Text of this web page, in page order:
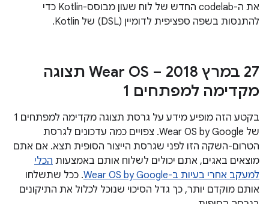
את ה-codelab החדש של לוח שעון מבוסס-Kotlin כדי
להתנסות בשפה ספציפית לדומיין (DSL) של Kotlin.
‫27 במרץ 2018 – Wear OS תצוגה
מקדימה למפתחים 1
בקטע הזה מופיע מידע על גרסת תצוגה מקדימה למפתחים 1
של Wear OS by Google. צפויים כמה עדכונים לגרסת
הטרום-השקה הזו לפני שגרסת הייצור הסופית תצא. אם אתם
מוצאים באגים, אתם יכולים לשלוח אותם באמצעות הכלי
למעקב אחרי בעיות ב-Wear OS by Google
. ככל שתשלחו
אותם מוקדם יותר, כך גדל הסיכוי שנוכל לכלול את התיקונים